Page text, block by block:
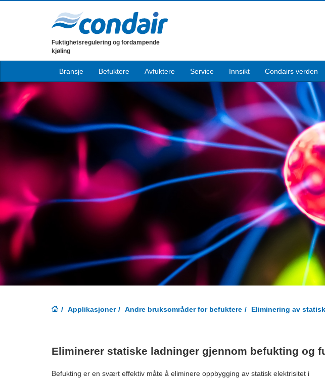
Fuktighetsregulering og fordampende
kjøling
Bransje Befuktere Avfuktere Service Innsikt Condairs verden
Applikasjoner Andre bruksområder for befuktere Eliminering av
Eliminerer statiske ladninger gjennom befukting og
Befukting er en svært effektiv måte å eliminere oppbygging av statisk elektrisitet i